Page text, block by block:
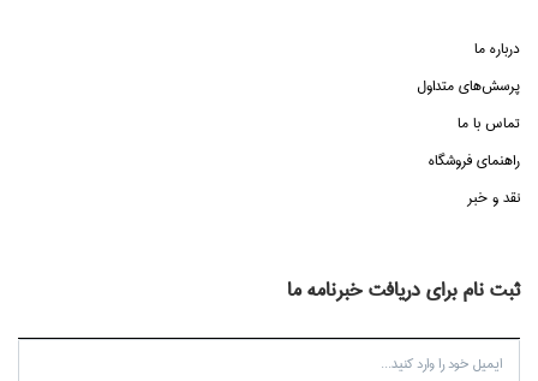
درباره ما
پرسش‌هاي متداول
تماس با ما
راهنماي فروشگاه
نقد و خبر
ثبت نام برای دریافت خبرنامه ما